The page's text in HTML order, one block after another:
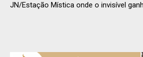
JN/Estação Mística onde o invisível